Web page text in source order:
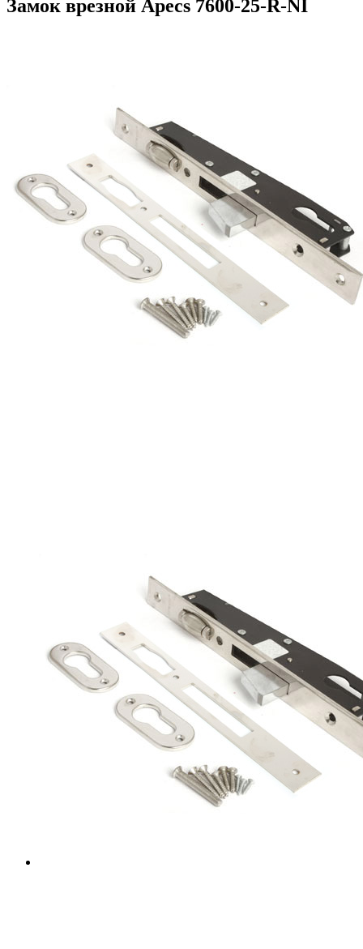
Замок врезной Apecs 7600-25-R-NI